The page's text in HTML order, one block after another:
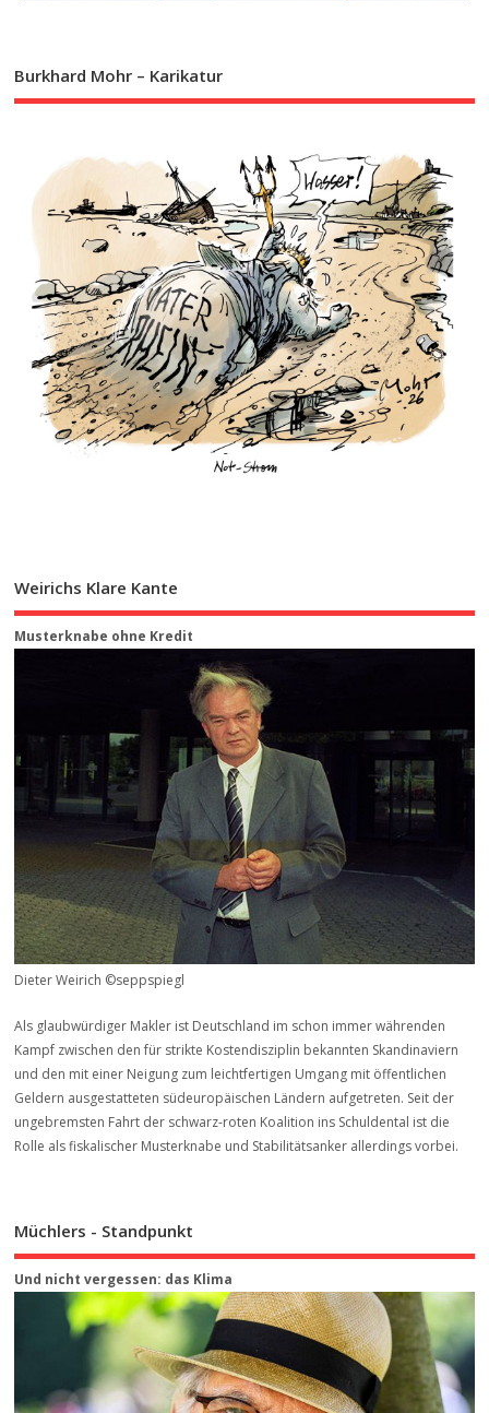
Burkhard Mohr – Karikatur
Weirichs Klare Kante
Musterknabe ohne Kredit
Dieter Weirich ©seppspiegl
Als glaubwürdiger Makler ist Deutschland im schon immer währenden
Kampf zwischen den für strikte Kostendisziplin bekannten Skandinaviern
und den mit einer Neigung zum leichtfertigen Umgang mit öffentlichen
Geldern ausgestatteten südeuropäischen Ländern aufgetreten. Seit der
ungebremsten Fahrt der schwarz-roten Koalition ins Schuldental ist die
Rolle als fiskalischer Musterknabe und Stabilitätsanker allerdings vorbei.
Müchlers - Standpunkt
Und nicht vergessen: das Klima